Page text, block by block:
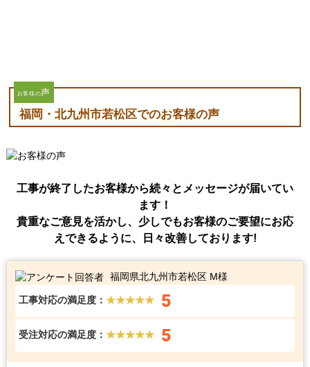
お客様の声
福岡・北九州市若松区でのお客様の声
工事が終了したお客様から続々とメッセージが届いてい
ます！
貴重なご意見を活かし、少しでもお客様のご要望にお応
えできるように、日々改善しております!
福岡県北九州市若松区 M様
工事対応の満足度： ★★★★★ 5
受注対応の満足度： ★★★★★ 5